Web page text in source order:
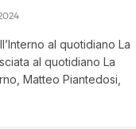
al quotidiano La
al quotidiano La
Matteo Piantedosi,